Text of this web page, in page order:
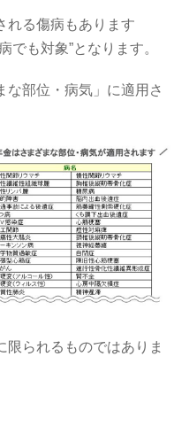
れる傷病もあります
でも対象”となります。
な部位・病気」に適用さ
られるものではありま